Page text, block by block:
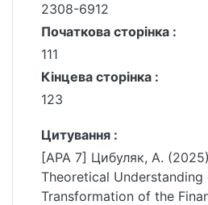
2308-6912
Початкова сторінка :
111
Кінцева сторінка :
123
Цитування :
[APA 7] Цибуляк, А.
Theoretical Understanding
Transformation of the